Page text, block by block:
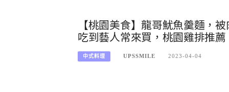
【桃園美食】龍哥魷魚羹麵，
吃到藝人常來買，桃園雞排推薦
中式料理 UPSSMILE 2023-04-04